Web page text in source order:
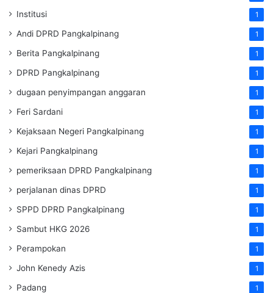
Institusi 1
Andi DPRD Pangkalpinang 1
Berita Pangkalpinang 1
DPRD Pangkalpinang 1
dugaan penyimpangan anggaran 1
Feri Sardani 1
Kejaksaan Negeri Pangkalpinang 1
Kejari Pangkalpinang 1
pemeriksaan DPRD Pangkalpinang 1
perjalanan dinas DPRD 1
SPPD DPRD Pangkalpinang 1
Sambut HKG 2026 1
Perampokan 1
John Kenedy Azis 1
Padang 1